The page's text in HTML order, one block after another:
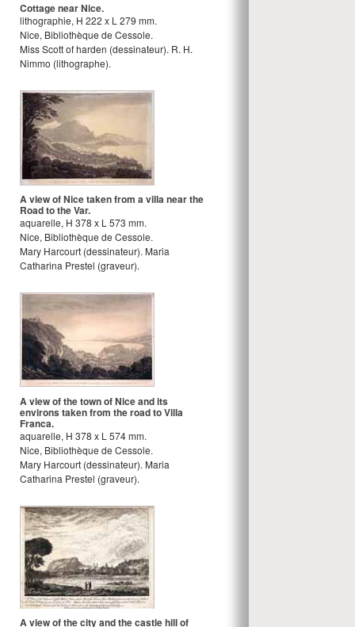
Cottage near Nice.
lithographie, H 222 x L 279 mm.
Nice, Bibliothèque de Cessole.
Miss Scott of harden (dessinateur). R. H.
Nimmo (lithographe).
A view of Nice taken from a villa near the
Road to the Var.
aquarelle, H 378 x L 573 mm.
Nice, Bibliothèque de Cessole.
Mary Harcourt (dessinateur). Maria
Catharina Prestel (graveur).
A view of the town of Nice and its
environs taken from the road to Villa
Franca.
aquarelle, H 378 x L 574mm.
Nice, Bibliothèque de Cessole.
Mary Harcourt (dessinateur). Maria
Catharina Prestel (graveur).
A view of the city and the castle hill of